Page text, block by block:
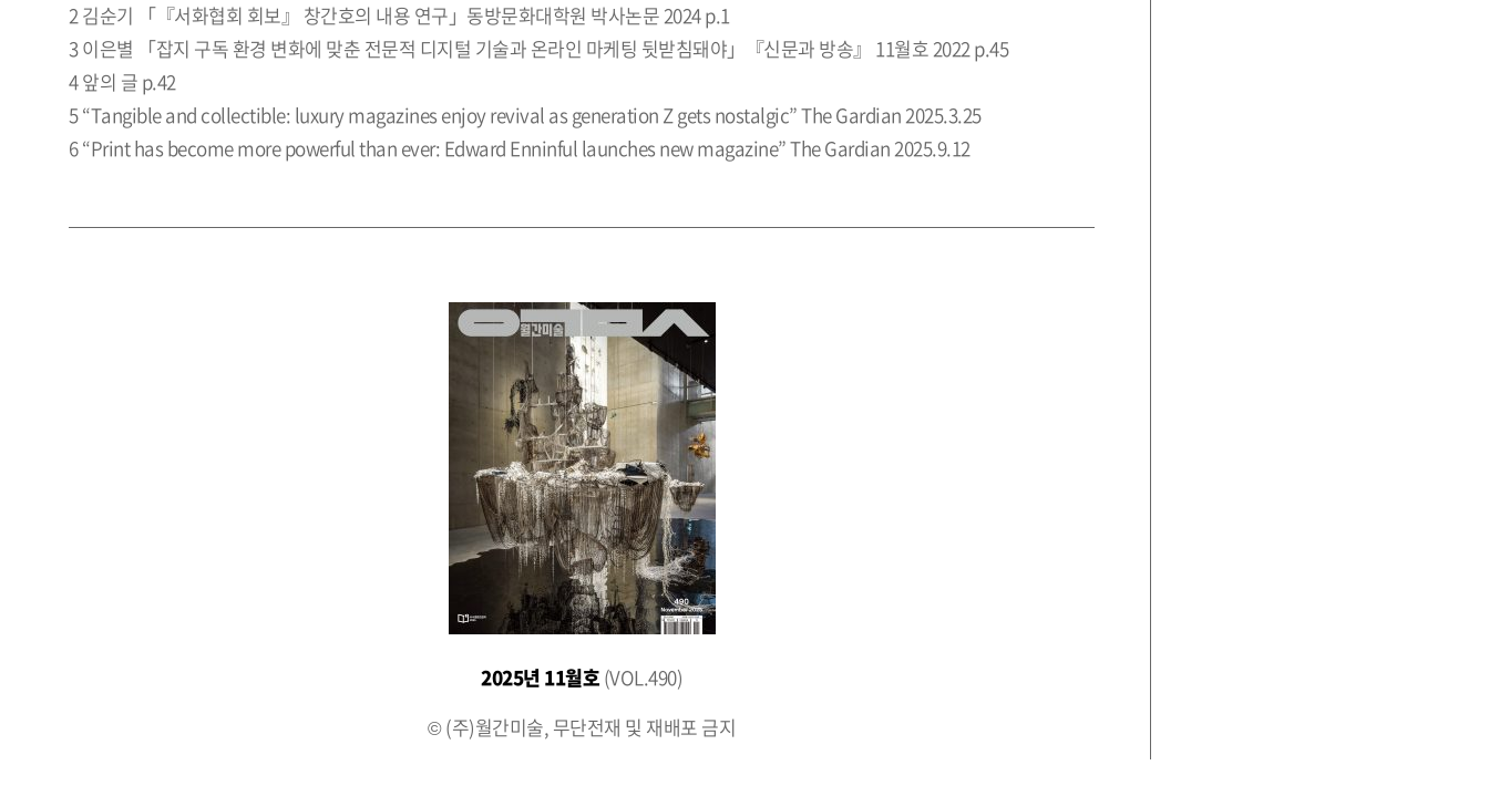
2 김순기 「『서화협회 회보』 창간호의 내용 연구」동방문화대학원 박사논문 2024 p.1
3 이은별 「잡지 구독 환경 변화에 맞춘 전문적 디지털 기술과 온라인 마케팅 뒷받침돼야」『신문과 방송』 11월호 2022 p.45
4 앞의 글 p.42
5 “Tangible and collectible: luxury magazines enjoy revival as generation Z gets nostalgic” The Gardian 2025.3.25
6 “Print has become more powerful than ever: Edward Enninful launches new magazine” The Gardian 2025.9.12
2025년 11월호 (VOL.490)
© (주)월간미술, 무단전재 및 재배포 금지